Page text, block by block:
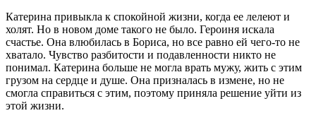
Катерина привыкла к спокойной жизни, когда ее лелеют и
холят. Но в новом доме такого не было. Героиня искала
счастье. Она влюбилась в Бориса, но все равно ей чего-то не
хватало. Чувство разбитости и подавленности никто не
понимал. Катерина больше не могла врать мужу, жить с этим
грузом на сердце и душе. Она призналась в измене, но не
смогла справиться с этим, поэтому приняла решение уйти из
этой жизни.